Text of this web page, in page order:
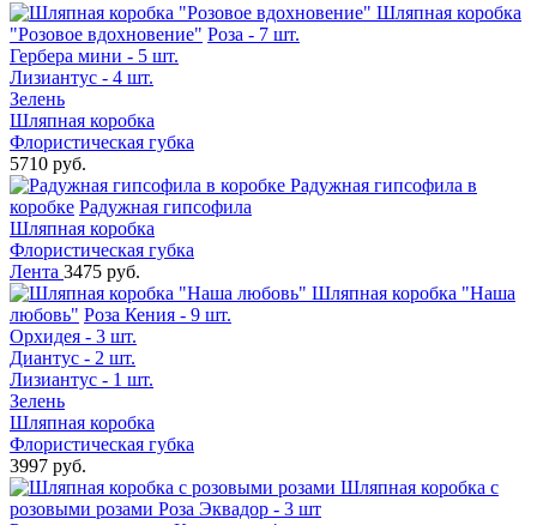
Шляпная коробка
"Розовое вдохновение" Роза - 7 шт.
Гербера мини - 5 шт.
Лизиантус - 4 шт.
Зелень
Шляпная коробка
Флористическая губка
5710 руб.
Радужная гипсофила в
коробке Радужная гипсофила
Шляпная коробка
Флористическая губка
Лента 3475 руб.
Шляпная коробка "Наша
любовь" Роза Кения - 9 шт.
Орхидея - 3 шт.
Диантус - 2 шт.
Лизиантус - 1 шт.
Зелень
Шляпная коробка
Флористическая губка
3997 руб.
Шляпная коробка с
розовыми розами Роза Эквадор - 3 шт